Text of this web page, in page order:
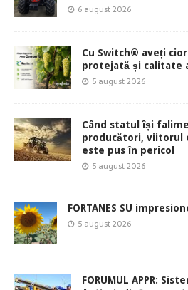
6 august 2026
Cu Switch® aveți
protejată și calitate
5 august 2026
Când statul își
producători, viitorul
este pus în pericol
5 august 2026
FORTANES SU
5 august 2026
FORUMUL APPR: